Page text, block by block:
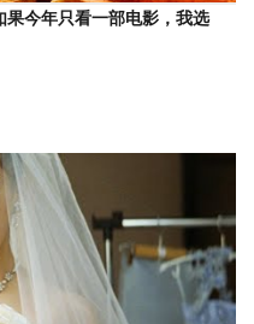
果今年只看一部电影，我选